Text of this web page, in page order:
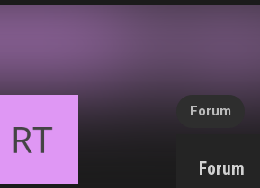
Forum
Forum